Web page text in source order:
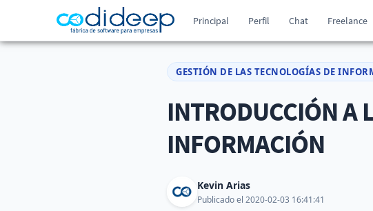
Principal Perfil Chat Freelance
GESTIÓN DE LAS TECNOLOGÍAS DE
INTRODUCCIÓN A
INFORMACIÓN
Kevin Arias
Publicado el 2020-02-03 16:41:41